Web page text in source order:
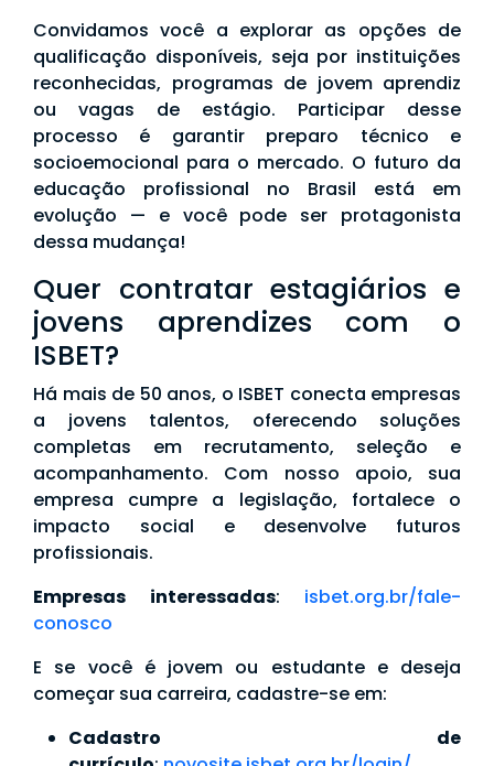
Convidamos você a explorar as opções de
qualificação disponíveis, seja por instituições
reconhecidas, programas de jovem aprendiz
ou vagas de estágio. Participar desse
processo é garantir preparo técnico e
socioemocional para o mercado. O futuro da
educação profissional no Brasil está em
evolução — e você pode ser protagonista
dessa mudança!
Quer contratar estagiários e
jovens aprendizes com o
ISBET?
Há mais de 50 anos, o ISBET conecta empresas
a jovens talentos, oferecendo soluções
completas em recrutamento, seleção e
acompanhamento. Com nosso apoio, sua
empresa cumpre a legislação, fortalece o
impacto social e desenvolve futuros
profissionais.
Empresas interessadas: isbet.org.br/fale-
conosco
E se você é jovem ou estudante e deseja
começar sua carreira, cadastre-se em:
Cadastro de